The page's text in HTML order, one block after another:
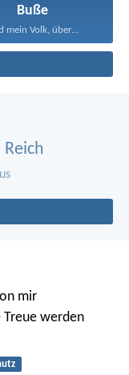
Buße
mein Volk, über...
Reich
mir
Treue werden